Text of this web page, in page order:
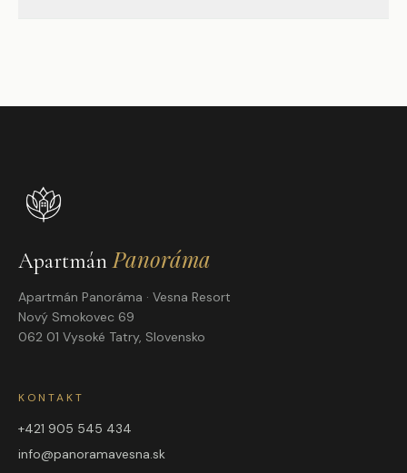
ApartmánPanoráma
Apartmán Panoráma · Vesna Resort
Nový Smokovec 69
062 01 Vysoké Tatry, Slovensko
KONTAKT
+421 905 545 434
info@panoramavesna.sk